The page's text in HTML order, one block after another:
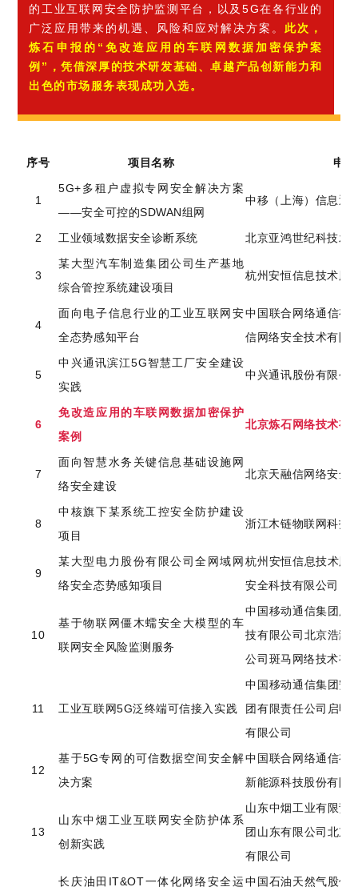
的工业互联网安全防护监测平台，以及5G在各行业的
广泛应用带来的机遇、风险和应对解决方案。此次，
炼石申报的“免改造应用的车联网数据加密保护案
例”，凭借深厚的技术研发基础、卓越产品创新能力和
出色的市场服务表现成功入选。
序号 项目名称 申
1
5G+多租户虚拟专网安全解决方案
——安全可控的SDWAN组网
中移（上海）信息通
2 工业领域数据安全诊断系统 北京亚鸿世纪科技发
3
某大型汽车制造集团公司生产基地
综合管控系统建设项目
杭州安恒信息技术股
4
面向电子信息行业的工业互联网安
全态势感知平台
中国联合网络通信有
信网络安全技术有限
5
中兴通讯滨江5G智慧工厂安全建设
实践
中兴通讯股份有限公
6
免改造应用的车联网数据加密保护
案例
北京炼石网络技术有
7
面向智慧水务关键信息基础设施网
络安全建设
北京天融信网络安全
8
中核旗下某系统工控安全防护建设
项目
浙江木链物联网科技
9
某大型电力股份有限公司全网域网
络安全态势感知项目
杭州安恒信息技术股
安全科技有限公司
10
基于物联网僵木蠕安全大模型的车
联网安全风险监测服务
中国移动通信集团广
技有限公司 北京浩瀚
公司 斑马网络技术有
11 工业互联网5G泛终端可信接入实践
中国移动通信集团安
团有限责任公司 启明
有限公司
12
基于5G专网的可信数据空间安全解
决方案
中国联合网络通信有
新能源科技股份有限
13
山东中烟工业互联网安全防护体系
创新实践
山东中烟工业有限责
团山东有限公司 北京
有限公司
长庆油田IT&OT一体化网络安全运 中国石油天然气股份